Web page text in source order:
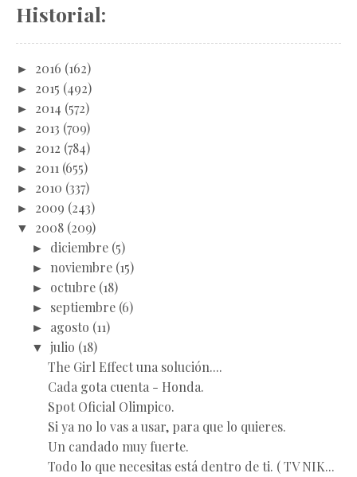
Historial:
► 2016 (162)
► 2015 (492)
► 2014 (572)
► 2013 (709)
► 2012 (784)
► 2011 (655)
► 2010 (337)
► 2009 (243)
▼ 2008 (209)
► diciembre (5)
► noviembre (15)
► octubre (18)
► septiembre (6)
► agosto (11)
▼ julio (18)
The Girl Effect una solución....
Cada gota cuenta - Honda.
Spot Oficial Olimpico.
Si ya no lo vas a usar, para que lo quieres.
Un candado muy fuerte.
Todo lo que necesitas está dentro de ti. ( TV NIK...